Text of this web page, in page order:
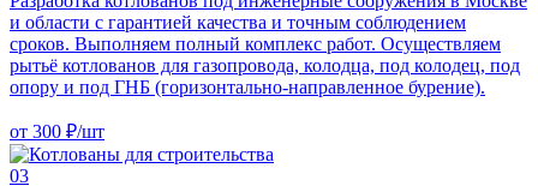
и области с гарантией качества и точным соблюдением
сроков. Выполняем полный комплекс работ. Осуществляем
рытьё котлованов для газопровода, колодца, под колодец, под
опору и под ГНБ (горизонтально-направленное бурение).
от 300 ₽/шт
03